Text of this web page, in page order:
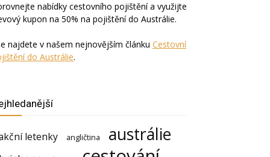
nabídky cestovního pojištění a využijte
kupon na 50% na pojištění do Austrálie.
najdete v našem nejnovějším článku Cestovní
do Austrálie.
letenky angličtina austrálie